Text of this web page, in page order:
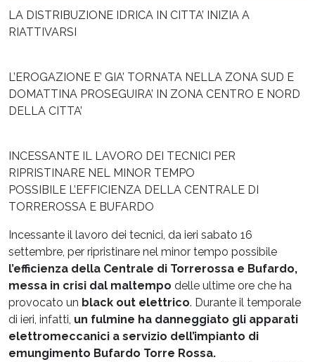
LA DISTRIBUZIONE IDRICA IN CITTA’ INIZIA A
RIATTIVARSI
L’EROGAZIONE E’ GIA’ TORNATA NELLA ZONA SUD E
DOMATTINA PROSEGUIRA’ IN ZONA CENTRO E NORD
DELLA CITTA’
INCESSANTE IL LAVORO DEI TECNICI PER
RIPRISTINARE NEL MINOR TEMPO
POSSIBILE L’EFFICIENZA DELLA CENTRALE DI
TORREROSSA E BUFARDO
Incessante il lavoro dei tecnici, da ieri sabato 16
settembre, per ripristinare nel minor tempo possibile
l’efficienza della Centrale di Torrerossa e Bufardo,
messa in crisi dal maltempo delle ultime ore che ha
provocato un black out elettrico. Durante il temporale
di ieri, infatti, un fulmine ha danneggiato gli apparati
elettromeccanici a servizio dell’impianto di
emungimento Bufardo Torre Rossa.